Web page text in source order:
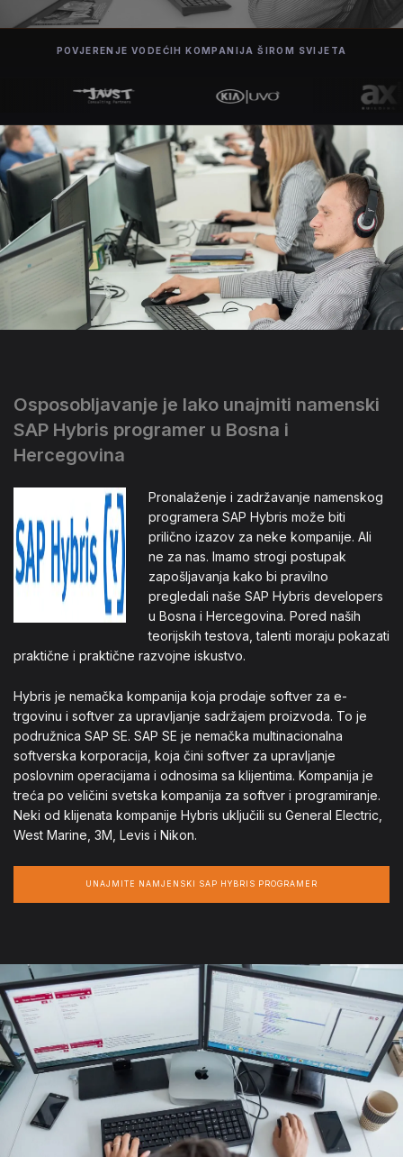
POVJERENJE VODEĆIH KOMPANIJA ŠIROM SVIJETA
Osposobljavanje je lako unajmiti namenski
SAP Hybris programer u Bosna i
Hercegovina
Pronalaženje i zadržavanje namenskog
programera SAP Hybris može biti
prilično izazov za neke kompanije. Ali
ne za nas. Imamo strogi postupak
zapošljavanja kako bi pravilno
pregledali naše SAP Hybris developers
u Bosna i Hercegovina. Pored naših
teorijskih testova, talenti moraju pokazati
praktične i praktične razvojne iskustvo.
Hybris je nemačka kompanija koja prodaje softver za e-
trgovinu i softver za upravljanje sadržajem proizvoda. To je
podružnica SAP SE. SAP SE je nemačka multinacionalna
softverska korporacija, koja čini softver za upravljanje
poslovnim operacijama i odnosima sa klijentima. Kompanija je
treća po veličini svetska kompanija za softver i programiranje.
Neki od klijenata kompanije Hybris uključili su General Electric,
West Marine, 3M, Levis i Nikon.
UNAJMITE NAMJENSKI SAP HYBRIS PROGRAMER